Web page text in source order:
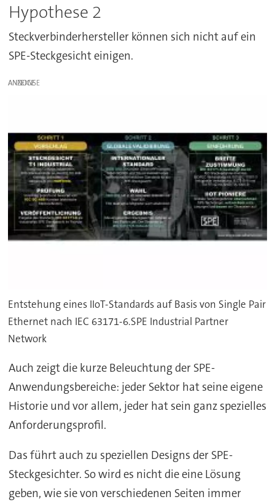
Hypothese 2
Steckverbinderhersteller können sich nicht auf ein
SPE-Steckgesicht einigen.
ANZEIGE
Entstehung eines IIoT-Standards auf Basis von Single Pair
Ethernet nach IEC 63171-6.SPE Industrial Partner
Network
Auch zeigt die kurze Beleuchtung der SPE-
Anwendungsbereiche: jeder Sektor hat seine eigene
Historie und vor allem, jeder hat sein ganz spezielles
Anforderungsprofil.
Das führt auch zu speziellen Designs der SPE-
Steckgesichter. So wird es nicht die eine Lösung
geben, wie sie von verschiedenen Seiten immer